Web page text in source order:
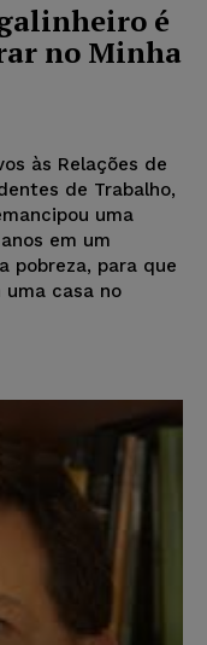
é
no Minha
às Relações de
de Trabalho,
uma
em um
pobreza, para que
uma casa no